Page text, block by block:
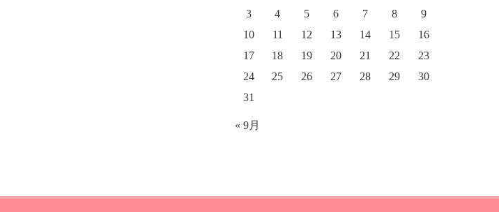
3
4 5 6 7 8
9
10
11 12 13 14 15
16
17
18 19 20 21 22
23
24
25 26 27 28 29
30
31
« 9月